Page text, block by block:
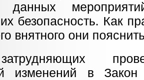
данных
безопасность. Как
внятного они
изменений в